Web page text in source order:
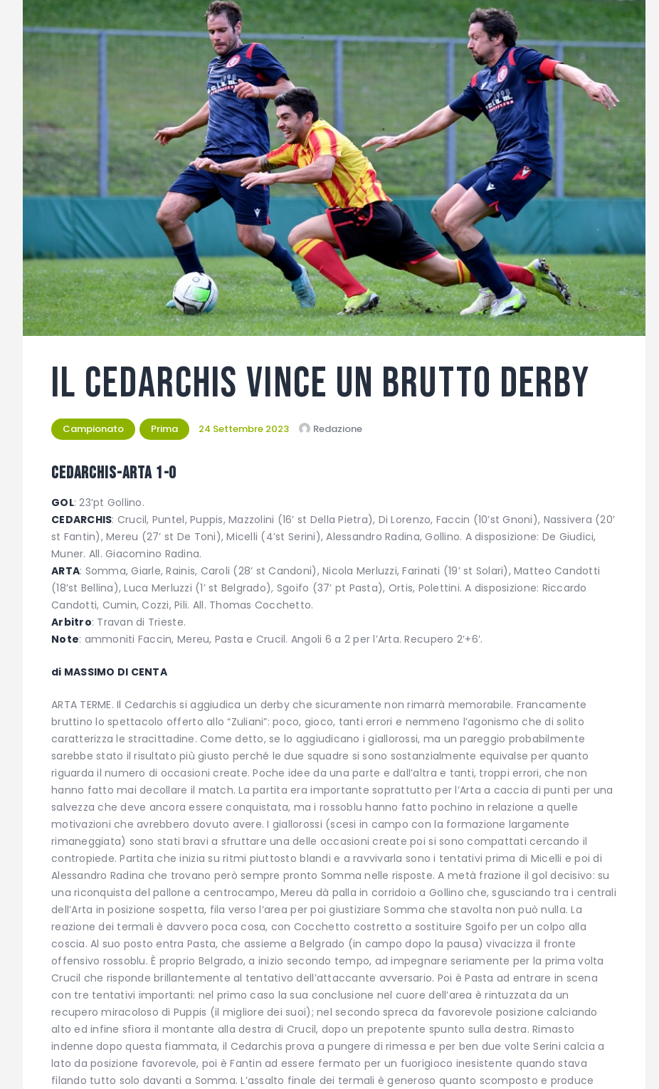
Il Cedarchis vince un brutto derby
Campionato Prima 24 Settembre 2023 Redazione
CEDARCHIS-ARTA 1-0
GOL: 23’pt Gollino.
CEDARCHIS: Crucil, Puntel, Puppis, Mazzolini (16’ st Della Pietra), Di Lorenzo, Faccin (10’st Gnoni), Nassivera (20’
st Fantin), Mereu (27’ st De Toni), Micelli (4’st Serini), Alessandro Radina, Gollino. A disposizione: De Giudici,
Muner. All. Giacomino Radina.
ARTA: Somma, Giarle, Rainis, Caroli (28’ st Candoni), Nicola Merluzzi, Farinati (19’ st Solari), Matteo Candotti
(18’st Bellina), Luca Merluzzi (1’ st Belgrado), Sgoifo (37’ pt Pasta), Ortis, Polettini. A disposizione: Riccardo
Candotti, Cumin, Cozzi, Pili. All. Thomas Cocchetto.
Arbitro: Travan di Trieste.
Note: ammoniti Faccin, Mereu, Pasta e Crucil. Angoli 6 a 2 per l’Arta. Recupero 2’+6’.
di MASSIMO DI CENTA
ARTA TERME. Il Cedarchis si aggiudica un derby che sicuramente non rimarrà memorabile. Francamente
bruttino lo spettacolo offerto allo “Zuliani”: poco, gioco, tanti errori e nemmeno l’agonismo che di solito
caratterizza le stracittadine. Come detto, se lo aggiudicano i giallorossi, ma un pareggio probabilmente
sarebbe stato il risultato più giusto perché le due squadre si sono sostanzialmente equivalse per quanto
riguarda il numero di occasioni create. Poche idee da una parte e dall’altra e tanti, troppi errori, che non
hanno fatto mai decollare il match. La partita era importante soprattutto per l’Arta a caccia di punti per una
salvezza che deve ancora essere conquistata, ma i rossoblu hanno fatto pochino in relazione a quelle
motivazioni che avrebbero dovuto avere. I giallorossi (scesi in campo con la formazione largamente
rimaneggiata) sono stati bravi a sfruttare una delle occasioni create poi si sono compattati cercando il
contropiede. Partita che inizia su ritmi piuttosto blandi e a ravvivarla sono i tentativi prima di Micelli e poi di
Alessandro Radina che trovano però sempre pronto Somma nelle risposte. A metà frazione il gol decisivo: su
una riconquista del pallone a centrocampo, Mereu dà palla in corridoio a Gollino che, sgusciando tra i centrali
dell’Arta in posizione sospetta, fila verso l’area per poi giustiziare Somma che stavolta non può nulla. La
reazione dei termali è davvero poca cosa, con Cocchetto costretto a sostituire Sgoifo per un colpo alla
coscia. Al suo posto entra Pasta, che assieme a Belgrado (in campo dopo la pausa) vivacizza il fronte
offensivo rossoblu. È proprio Belgrado, a inizio secondo tempo, ad impegnare seriamente per la prima volta
Crucil che risponde brillantemente al tentativo dell’attaccante avversario. Poi è Pasta ad entrare in scena
con tre tentativi importanti: nel primo caso la sua conclusione nel cuore dell’area è rintuzzata da un
recupero miracoloso di Puppis (il migliore dei suoi); nel secondo spreca da favorevole posizione calciando
alto ed infine sfiora il montante alla destra di Crucil, dopo un prepotente spunto sulla destra. Rimasto
indenne dopo questa fiammata, il Cedarchis prova a pungere di rimessa e per ben due volte Serini calcia a
lato da posizione favorevole, poi è Fantin ad essere fermato per un fuorigioco inesistente quando stava
filando tutto solo davanti a Somma. L’assalto finale dei termali è generoso quanto scomposto e produce